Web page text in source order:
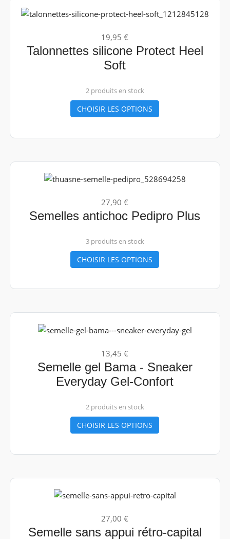
19,95 €
Talonnettes silicone Protect Heel
Soft
2 produits en stock
CHOISIR LES OPTIONS
27,90 €
Semelles antichoc Pedipro Plus
3 produits en stock
CHOISIR LES OPTIONS
13,45 €
Semelle gel Bama - Sneaker
Everyday Gel-Confort
2 produits en stock
CHOISIR LES OPTIONS
27,00 €
Semelle sans appui rétro-capital